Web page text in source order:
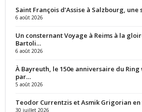
Saint François d’Assise à Salzbourg,
6 août 2026
Un consternant Voyage à Reims à la
Bartoli…
6 août 2026
À Bayreuth, le 150e anniversaire du
par…
5 août 2026
Teodor Currentzis et Asmik Grigorian
30 juillet 2026